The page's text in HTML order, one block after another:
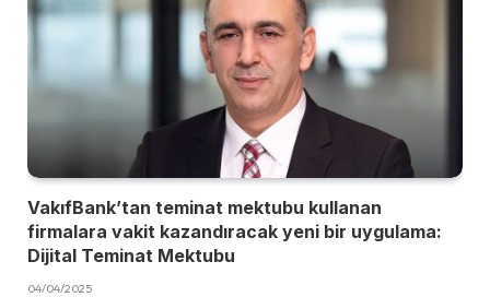
VakıfBank’tan teminat mektubu kullanan
firmalara vakit kazandıracak yeni bir uygulama:
Dijital Teminat Mektubu
04/04/2025